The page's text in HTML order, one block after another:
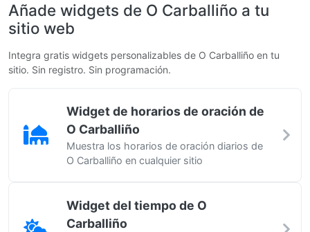
Añade widgets de O Carballiño a tu
sitio web
Integra gratis widgets personalizables de O Carballiño en tu
sitio. Sin registro. Sin programación.
Widget de horarios de oración de
O Carballiño
Muestra los horarios de oración diarios de
O Carballiño en cualquier sitio
Widget del tiempo de O
Carballiño